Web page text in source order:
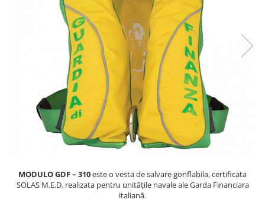
MODULO GDF – 310este o vesta de salvare gonflabila, certificata
SOLAS M.E.D. realizata pentru unitățile navale ale Garda Financiara
italiană.